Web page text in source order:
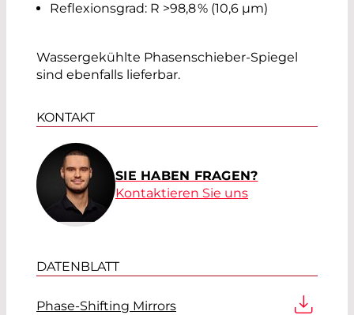
Reflexionsgrad: R >98,8 % (10,6 µm)
Wassergekühlte Phasenschieber-Spiegel
sind ebenfalls lieferbar.
KONTAKT
SIE HABEN FRAGEN?
Kontaktieren Sie uns
DATENBLATT
Phase-Shifting Mirrors